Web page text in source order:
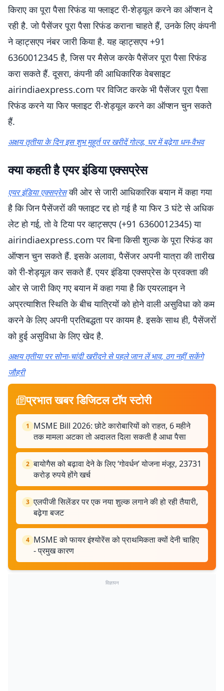
किराए का पूरा पैसा रिफंड या फ्लाइट री-शेड्यूल करने का ऑप्शन दे
रही है. जो पैसेंजर पूरा पैसा रिफंड कराना चाहते हैं, उनके लिए कंपनी
ने व्हाट्सएप नंबर जारी किया है. यह व्हाट्सएप +91
6360012345 है, जिस पर मैसेज करके पैसेंजर पूरा पैसा रिफंड
करा सकते हैं. दूसरा, कंपनी की आधिकारिक वेबसाइट
airindiaexpress.com पर विजिट करके भी पैसेंजर पूरा पैसा
रिफंड करने या फिर फ्लाइट री-शेड्यूल करने का ऑप्शन चुन सकते
हैं.
अक्षय तृतीया के दिन इस शुभ मुहूर्त पर खरीदें गोल्ड, घर में बढ़ेगा धन-वैभव
क्या कहती है एयर इंडिया एक्सप्रेस
एयर इंडिया एक्सप्रेसकी ओर से जारी आधिकारिक बयान में कहा गया
है कि जिन पैसेंजरों की फ्लाइट रद्द हो गई है या फिर 3 घंटे से अधिक
लेट हो गई, तो वे टिया पर व्हाट्सएप (+91 6360012345) या
airindiaexpress.com पर बिना किसी शुल्क के पूरा रिफंड का
ऑप्शन चुन सकते हैं. इसके अलावा, पैसेंजर अपनी यात्रा की तारीख
को री-शेड्यूल कर सकते हैं. एयर इंडिया एक्सप्रेस के प्रवक्ता की
ओर से जारी किए गए बयान में कहा गया है कि एयरलाइन ने
अप्रत्याशित स्थिति के बीच यात्रियों को होने वाली असुविधा को कम
करने के लिए अपनी प्रतिबद्धता पर कायम है. इसके साथ ही, पैसेंजरों
को हुई असुविधा के लिए खेद है.
अक्षय तृतीया पर सोना-चांदी खरीदने से पहले जान लें भाव, ठग नहीं सकेंगे
जौहरी
प्रभात खबर डिजिटल टॉप स्टोरी
1
MSME Bill 2026: छोटे कारोबारियों को राहत, 6 महीने
तक मामला अटका तो अदालत दिला सकती है आधा पैसा
2 बायोगैस को बढ़ावा देने के लिए ‘गोवर्धन’ योजना मंजूर, 23731
करोड़ रुपये होंगे खर्च
3 एलपीजी सिलेंडर पर एक नया शुल्क लगाने की हो रही तैयारी,
बढ़ेगा बजट
4 MSME को फायर इंश्योरेंस को प्राथमिकता क्यों देनी चाहिए
- प्रमुख कारण
विज्ञापन